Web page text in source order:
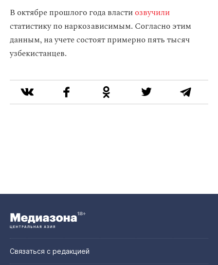
В октябре прошлого года властиозвучили
статистику по наркозависимым. Согласно этим
данным, на учете состоят примерно пять тысяч
узбекистанцев.
Связаться с редакцией